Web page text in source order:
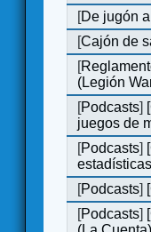
[De jugón
[Cajón de
[
(Legión
[Podcasts]
juegos de
[Podcasts]
[Podcasts]
[Podcasts]